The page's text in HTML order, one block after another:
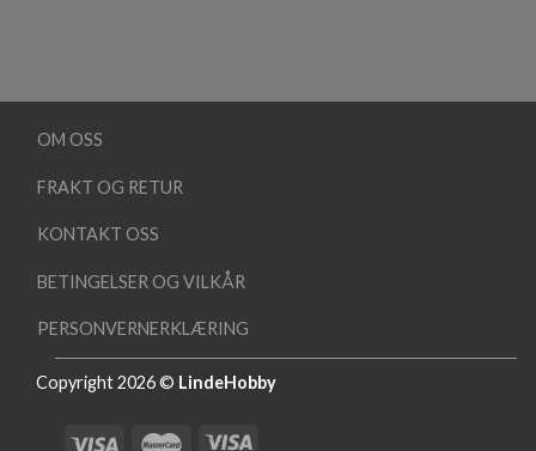
OM OSS
FRAKT OG RETUR
KONTAKT OSS
BETINGELSER OG VILKÅR
PERSONVERNERKLÆRING
Copyright 2026 © LindeHobby